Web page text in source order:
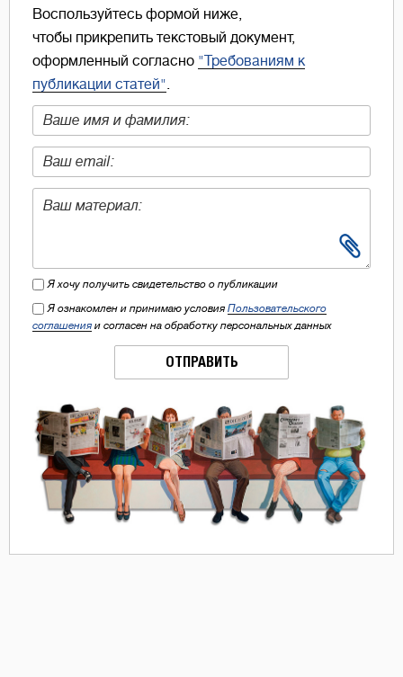
Воспользуйтесь формой ниже,
чтобы прикрепить текстовый документ,
оформленный согласно "Требованиям к
публикации статей".
Я хочу получить свидетельство о публикации
Я ознакомлен и принимаю условия Пользовательского
соглашения и согласен на обработку персональных данных
ОТПРАВИТЬ